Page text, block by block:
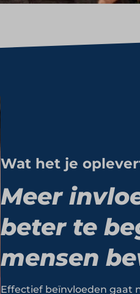
Wat het je
Meer
beter te
mensen
Effectief beïnvloeden gaat